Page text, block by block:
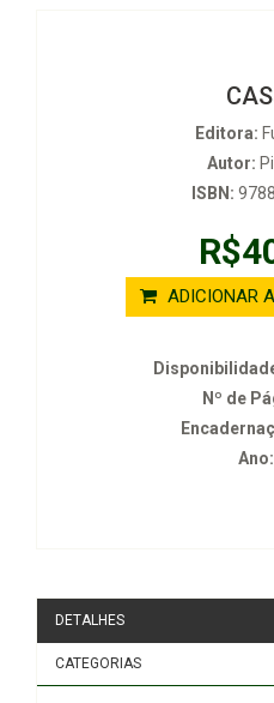
Editora:
Autor:
ISBN:
ADICIONAR
Nº de
Ano:
DETALHES
CATEGORIAS